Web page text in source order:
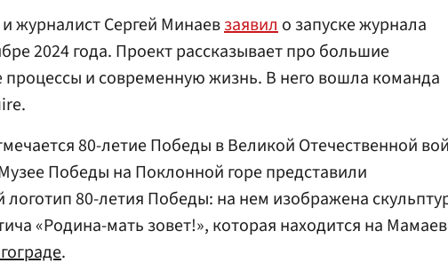
журналист Сергей Минаевзаявило запуске журнала
2024 года. Проект рассказывает про большие
процессы и современную жизнь. В него вошла команда
80-летие Победы в Великой Отечественной
Победы на Поклонной горе представили
80-летия Победы: на нем изображена
«Родина-мать зовет!», которая находится на
.